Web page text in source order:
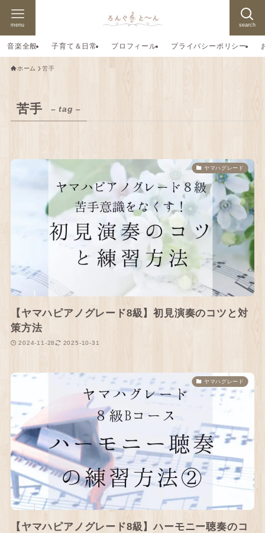
search
menu
音楽全般 子育て＆日常 プロフィール プライバシーポリシー
ホーム 苦手
苦手 – tag –
ヤマハグレード
【ヤマハピアノグレード8級】初見演奏のコツと対
策方法
2024-11-28 2025-10-31
ヤマハグレード
【ヤマハピアノグレード8級】ハーモニー聴奏のコ